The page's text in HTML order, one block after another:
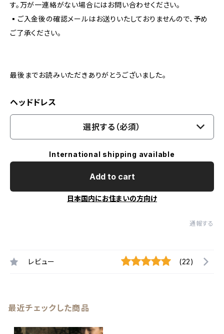
す。万が一連絡がない場合にはお問い合わせください。
▪︎ご入金後の確認メールはお送りいたしておりませんので、予め
ご了承ください。
最後までお読みいただきありがとうございました。
ヘッドドレス
選択する（必須）
International shipping available
Add to cart
日本国内にお住まいの方向け
通報する
レビュー (22)
最近チェックした商品